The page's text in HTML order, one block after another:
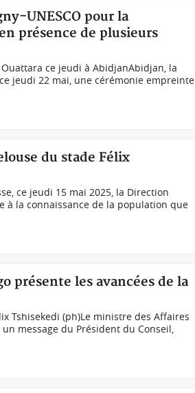
UNESCO pour la
présence de plusieurs
ce jeudi à AbidjanAbidjan, la
jeudi 22 mai, une cérémonie empreinte
du stade Félix
ce jeudi 15 mai 2025, la Direction
à la connaissance de la population que
présente les avancées de la
Tshisekedi (ph)Le ministre des Affaires
message du Président du Conseil,